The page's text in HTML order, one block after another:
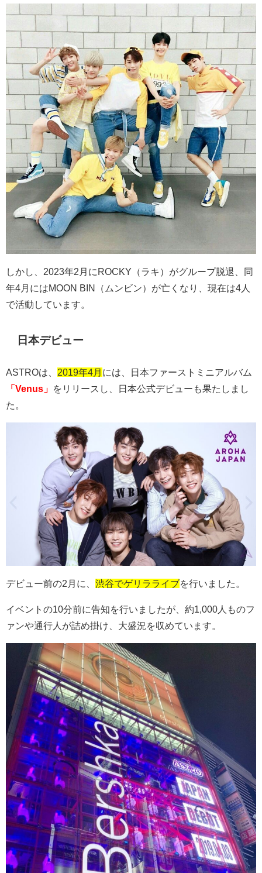
しかし、 2023年2 月に ROCKY （ラキ）がグループ脱退、同
年4月にはMOON BIN （ムンビン）が亡くなり、現在は4 人
で活動しています。
日本デビュー
ASTROは、 2019年4月 には、日本ファーストミニアルバム
「Venus」
をリリースし、日本公式デビューも果たしまし
た。
デビュー前の2 月に、 渋谷でゲリラライブを行いました。
イベントの10分前に告知を行いましたが、約1,000 人ものフ
ァンや通行人が詰め掛け、大盛況を収めています。